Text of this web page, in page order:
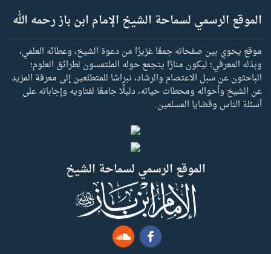
الموقع الرسمي لسماحة الشيخ الإمام ابن باز رحمه الله
موقع يحوي بين صفحاته جمعًا غزيرًا من دعوة الشيخ، وعطائه العلمي،
وبذله المعرفي؛ ليكون منارًا يتجمع حوله الملتمسون لطرائق العلوم؛
الباحثون عن سبل الاعتصام والرشاد، نبراسًا للمتطلعين إلى معرفة المزيد
عن الشيخ وأحواله ومحطات حياته، دليلًا جامعًا لفتاويه وإجاباته على
أسئلة الناس وقضايا المسلمين.
الموقع الرسمي لسماحة الشيخ